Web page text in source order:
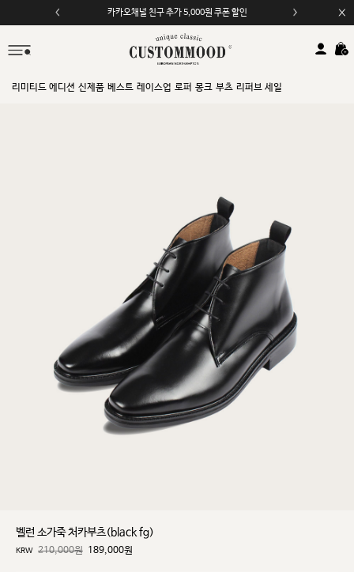
카카오채널 친구 추가 5,000원 쿠폰 할인
리미티드 에디션 신제품 베스트 레이스업 로퍼 몽크 부츠 리퍼브 세일
벨런 소가죽 처카부츠(black fg)
KRW 210,000원 189,000원